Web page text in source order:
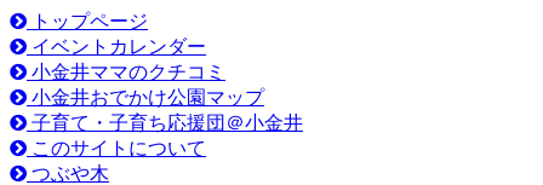
トップページ
イベントカレンダー
小金井ママのクチコミ
小金井おでかけ公園マップ
子育て・子育ち応援団＠小金井
このサイトについて
つぶや木